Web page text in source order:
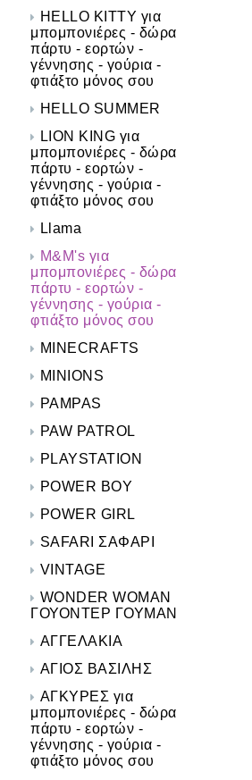
HELLO KITTY για
μπομπονιέρες - δώρα
πάρτυ - εορτών -
γέννησης - γούρια -
φτιάξτο μόνος σου
HELLO SUMMER
LION KING για
μπομπονιέρες - δώρα
πάρτυ - εορτών -
γέννησης - γούρια -
φτιάξτο μόνος σου
Llama
M&M's για
μπομπονιέρες - δώρα
πάρτυ - εορτών -
γέννησης - γούρια -
φτιάξτο μόνος σου
MINECRAFTS
MINIONS
PAMPAS
PAW PATROL
PLAYSTATION
POWER BOY
POWER GIRL
SAFARI ΣΑΦΑΡΙ
VINTAGE
WONDER WOMAN
ΓΟΥΟΝΤΕΡ ΓΟΥΜΑΝ
ΑΓΓΕΛΑΚΙΑ
ΑΓΙΟΣ ΒΑΣΙΛΗΣ
ΑΓΚΥΡΕΣ για
μπομπονιέρες - δώρα
πάρτυ - εορτών -
γέννησης - γούρια -
φτιάξτο μόνος σου